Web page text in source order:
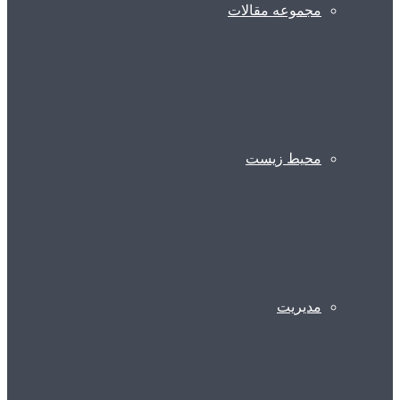
مجموعه مقالات
محیط زیست
مدیریت